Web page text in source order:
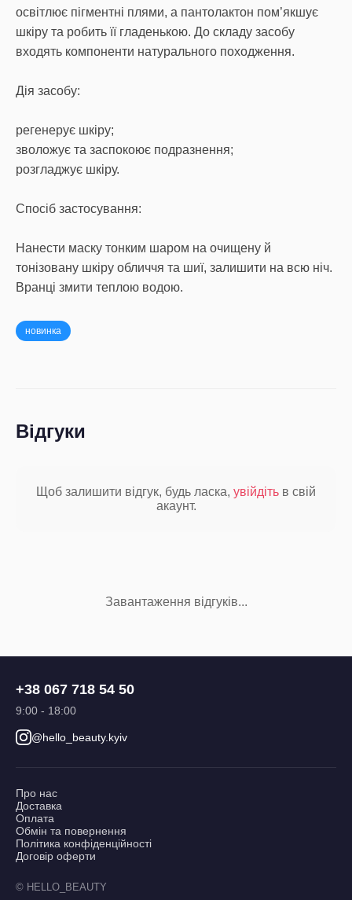
освітлює пігментні плями, а пантолактон пом’якшує
шкіру та робить її гладенькою. До складу засобу
входять компоненти натурального походження.
Дія засобу:
регенерує шкіру;
зволожує та заспокоює подразнення;
розгладжує шкіру.
Спосіб застосування:
Нанести маску тонким шаром на очищену й
тонізовану шкіру обличчя та шиї, залишити на всю ніч.
Вранці змити теплою водою.
новинка
Відгуки
Щоб залишити відгук, будь ласка, увійдіть в свій
акаунт.
Завантаження відгуків...
+38 067 718 54 50
9:00 - 18:00
@hello_beauty.kyiv
Про нас
Доставка
Оплата
Обмін та повернення
Політика конфіденційності
Договір оферти
© HELLO_BEAUTY